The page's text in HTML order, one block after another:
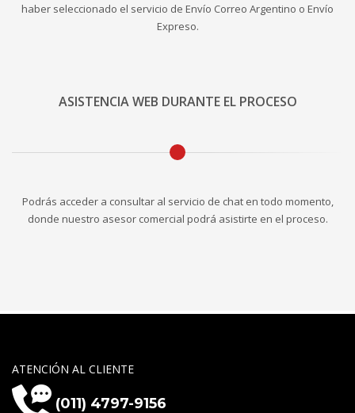
haber seleccionado el servicio de Envío Correo Argentino o Envío
Expreso.
ASISTENCIA WEB DURANTE EL PROCESO
Podrás acceder a consultar al servicio de chat en todo momento,
donde nuestro asesor comercial podrá asistirte en el proceso.
ATENCIÓN AL CLIENTE
(011) 4797-9156